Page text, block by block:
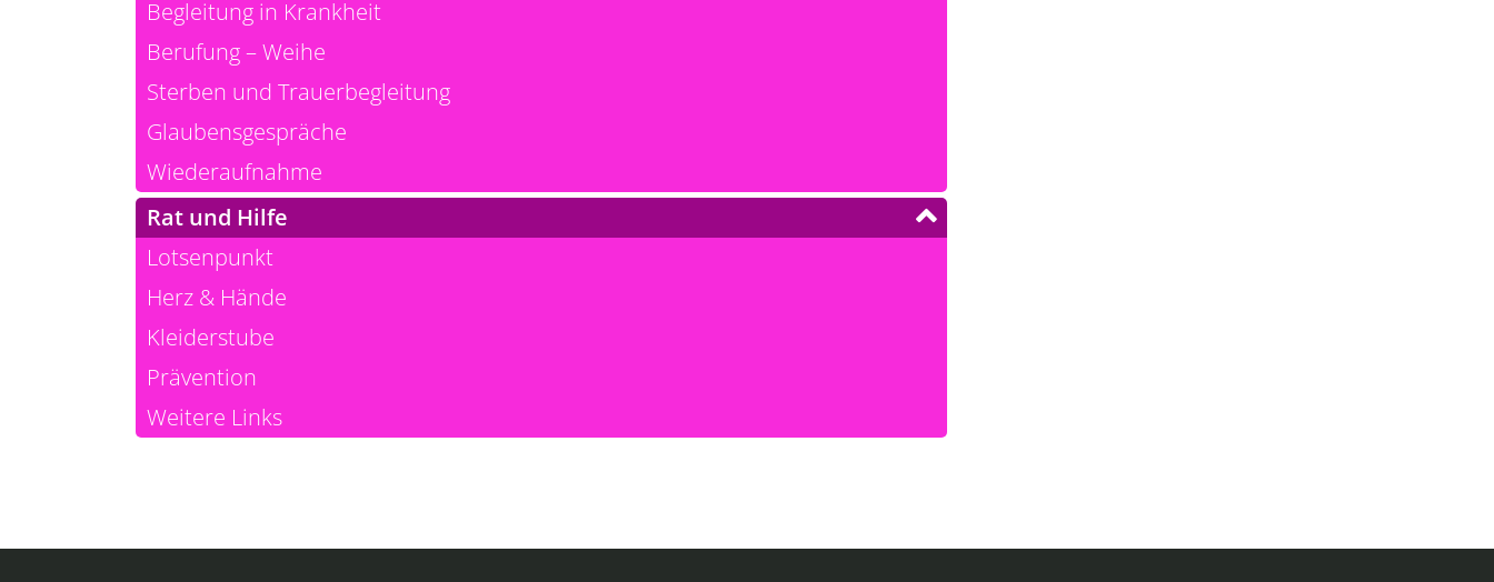
Begleitung in Krankheit
Berufung – Weihe
Sterben und Trauerbegleitung
Glaubensgespräche
Wiederaufnahme
Rat und Hilfe
Lotsenpunkt
Herz & Hände
Kleiderstube
Prävention
Weitere Links